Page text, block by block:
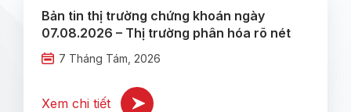
Bản tin thị trường chứng khoán ngày
07.08.2026 – Thị trường phân hóa rõ nét
7 Tháng Tám, 2026
Xem chi tiết